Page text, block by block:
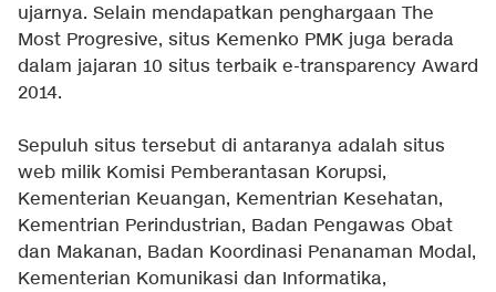
ujarnya. Selain mendapatkan penghargaan The
Most Progresive, situs Kemenko PMK juga berada
dalam jajaran 10 situs terbaik e-transparency Award
2014.
Sepuluh situs tersebut di antaranya adalah situs
web milik Komisi Pemberantasan Korupsi,
Kementerian Keuangan, Kementrian Kesehatan,
Kementrian Perindustrian, Badan Pengawas Obat
dan Makanan, Badan Koordinasi Penanaman Modal,
Kementerian Komunikasi dan Informatika,